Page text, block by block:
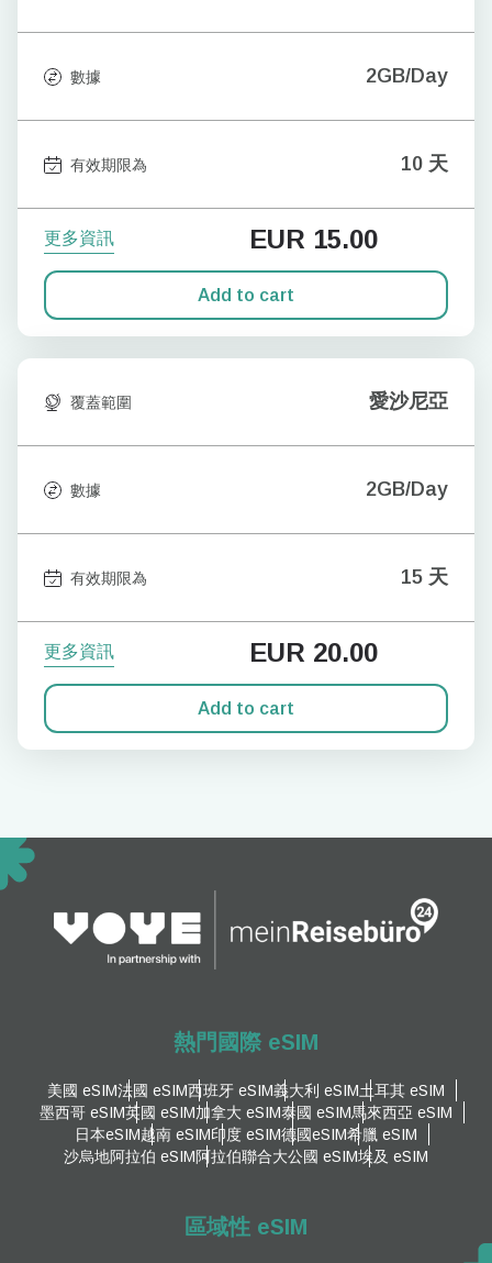
數據 2GB/Day
有效期限為 10 天
更多資訊 EUR 15.00
Add to cart
覆蓋範圍 愛沙尼亞
數據 2GB/Day
有效期限為 15 天
更多資訊 EUR 20.00
Add to cart
熱門國際 eSIM
美國 eSIM法國 eSIM西班牙 eSIM義大利 eSIM土耳其 eSIM
墨西哥 eSIM英國 eSIM加拿大 eSIM泰國 eSIM馬來西亞 eSIM
日本eSIM越南 eSIM印度 eSIM德國eSIM希臘 eSIM
沙烏地阿拉伯 eSIM阿拉伯聯合大公國 eSIM埃及 eSIM
區域性 eSIM